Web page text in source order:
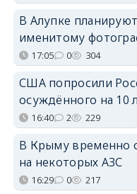
В Алупке
именитому
17:05 0 304
США попросили
осуждённого на 10
16:40 2 229
В Крыму временно
на некоторых АЗС
16:29 0 217